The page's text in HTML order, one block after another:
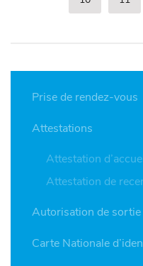
Prise de rendez-vous
Attestations
Attestation
Attestation de
Autorisation de
Carte Nationale